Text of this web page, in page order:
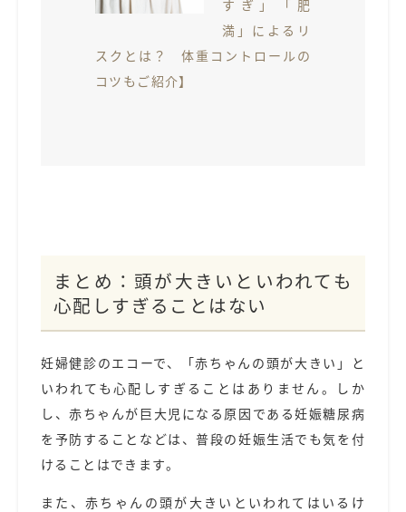
すぎ」「肥
満」によるリ
スクとは？ 体重コントロールの
コツもご紹介】
まとめ：頭が大きいといわれても
心配しすぎることはない
妊婦健診のエコーで、「赤ちゃんの頭が大きい」と
いわれても心配しすぎることはありません。しか
し、赤ちゃんが巨大児になる原因である妊娠糖尿病
を予防することなどは、普段の妊娠生活でも気を付
けることはできます。
また、赤ちゃんの頭が大きいといわれてはいるけ